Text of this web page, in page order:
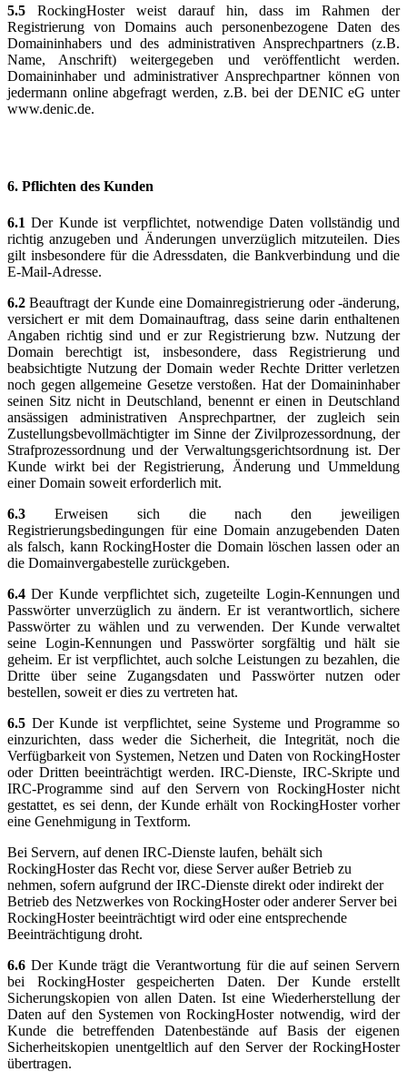
5.5 RockingHoster weist darauf hin, dass im Rahmen der
Registrierung von Domains auch personenbezogene Daten des
Domaininhabers und des administrativen Ansprechpartners (z.B.
Name, Anschrift) weitergegeben und veröffentlicht werden.
Domaininhaber und administrativer Ansprechpartner können von
jedermann online abgefragt werden, z.B. bei der DENIC eG unter
www.denic.de.
6. Pflichten des Kunden
6.1Der Kunde ist verpflichtet, notwendige Daten vollständig und
richtig anzugeben und Änderungen unverzüglich mitzuteilen. Dies
gilt insbesondere für die Adressdaten, die Bankverbindung und die
E-Mail-Adresse.
6.2Beauftragt der Kunde eine Domainregistrierung oder -änderung,
versichert er mit dem Domainauftrag, dass seine darin enthaltenen
Angaben richtig sind und er zur Registrierung bzw. Nutzung der
Domain berechtigt ist, insbesondere, dass Registrierung und
beabsichtigte Nutzung der Domain weder Rechte Dritter verletzen
noch gegen allgemeine Gesetze verstoßen. Hat der Domaininhaber
seinen Sitz nicht in Deutschland, benennt er einen in Deutschland
ansässigen administrativen Ansprechpartner, der zugleich sein
Zustellungsbevollmächtigter im Sinne der Zivilprozessordnung, der
Strafprozessordnung und der Verwaltungsgerichtsordnung ist. Der
Kunde wirkt bei der Registrierung, Änderung und Ummeldung
einer Domain soweit erforderlich mit.
6.3 Erweisen sich die nach den jeweiligen
Registrierungsbedingungen für eine Domain anzugebenden Daten
als falsch, kann RockingHoster die Domain löschen lassen oder an
die Domainvergabestelle zurückgeben.
6.4Der Kunde verpflichtet sich, zugeteilte Login-Kennungen und
Passwörter unverzüglich zu ändern. Er ist verantwortlich, sichere
Passwörter zu wählen und zu verwenden. Der Kunde verwaltet
seine Login-Kennungen und Passwörter sorgfältig und hält sie
geheim. Er ist verpflichtet, auch solche Leistungen zu bezahlen, die
Dritte über seine Zugangsdaten und Passwörter nutzen oder
bestellen, soweit er dies zu vertreten hat.
6.5 Der Kunde ist verpflichtet, seine Systeme und Programme so
einzurichten, dass weder die Sicherheit, die Integrität, noch die
Verfügbarkeit von Systemen, Netzen und Daten von RockingHoster
oder Dritten beeinträchtigt werden. IRC-Dienste, IRC-Skripte und
IRC-Programme sind auf den Servern von RockingHoster nicht
gestattet, es sei denn, der Kunde erhält von RockingHoster vorher
eine Genehmigung in Textform.
Bei Servern, auf denen IRC-Dienste laufen, behält sich
RockingHoster das Recht vor, diese Server außer Betrieb zu
nehmen, sofern aufgrund der IRC-Dienste direkt oder indirekt der
Betrieb des Netzwerkes von RockingHoster oder anderer Server bei
RockingHoster beeinträchtigt wird oder eine entsprechende
Beeinträchtigung droht.
6.6 Der Kunde trägt die Verantwortung für die auf seinen Servern
bei RockingHoster gespeicherten Daten. Der Kunde erstellt
Sicherungskopien von allen Daten. Ist eine Wiederherstellung der
Daten auf den Systemen von RockingHoster notwendig, wird der
Kunde die betreffenden Datenbestände auf Basis der eigenen
Sicherheitskopien unentgeltlich auf den Server der RockingHoster
übertragen.